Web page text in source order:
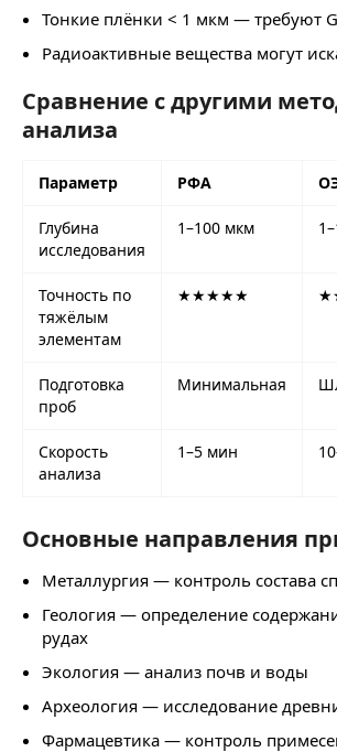
Тонкие плёнки < 1 мкм — требуют
Радиоактивные вещества могут
Сравнение с другими
анализа
Параметр РФА
Глубина
исследования
1–100 мкм
Точность по
тяжёлым
элементам
★★★★★
Подготовка
проб
Минимальная
Скорость
анализа
1–5 мин
Основные направления
Металлургия — контроль состава
Геология — определение
рудах
Экология — анализ почв и воды
Археология — исследование
Фармацевтика — контроль